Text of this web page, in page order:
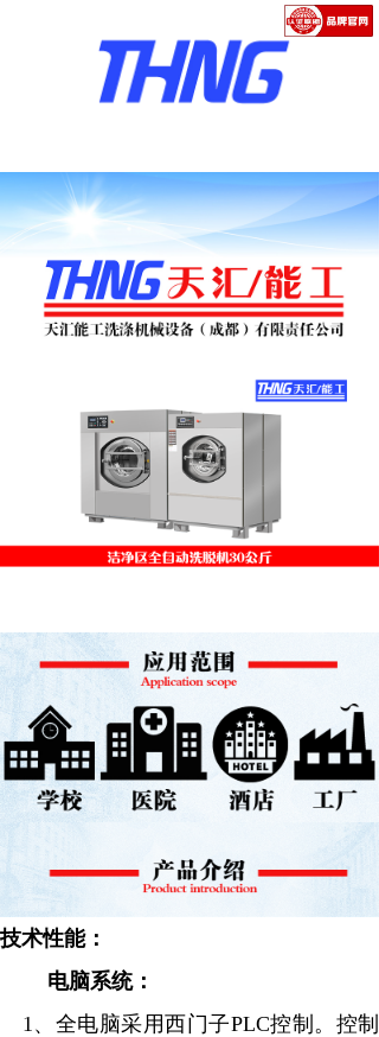
技术性能：
电脑系统：
1、全电脑采用西门子PLC控制。控制